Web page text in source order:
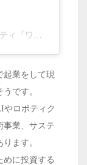
起業をして現
です。
やロボティク
事業、サステ
ます。
めに投資する